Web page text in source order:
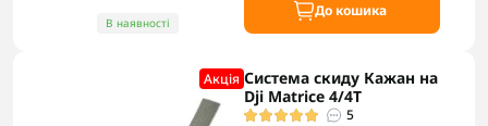
В наявності
До кошика
Акцiя Система скиду Кажан на
Dji Matrice 4/4T
5